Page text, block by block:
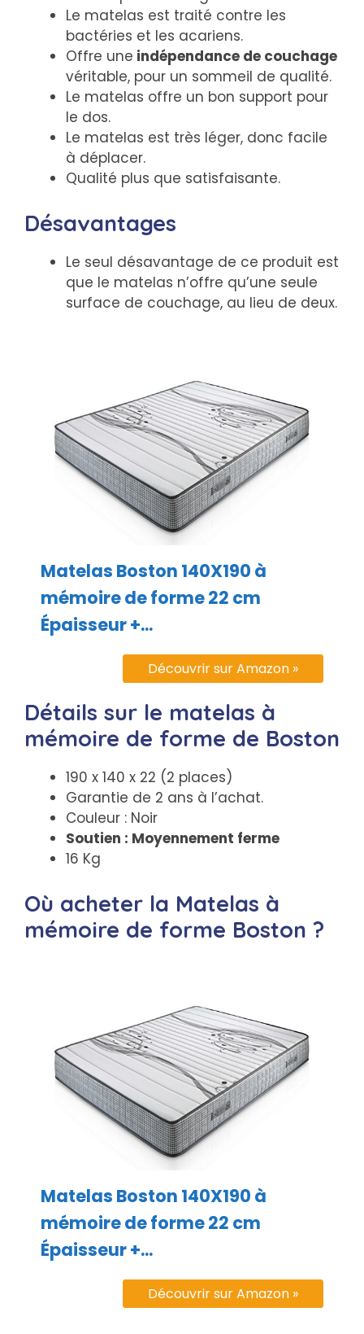
Le matelas est traité contre les
bactéries et les acariens.
Offre une indépendance de couchage
véritable, pour un sommeil de qualité.
Le matelas offre un bon support pour
le dos.
Le matelas est très léger, donc facile
à déplacer.
Qualité plus que satisfaisante.
Désavantages
Le seul désavantage de ce produit est
que le matelas n’offre qu’une seule
surface de couchage, au lieu de deux.
Matelas Boston 140X190 à
mémoire de forme 22 cm
Épaisseur +...
Découvrir sur Amazon »
Détails sur le matelas à
mémoire de forme de Boston
190 x 140 x 22 (2 places)
Garantie de 2 ans à l’achat.
Couleur : Noir
Soutien : Moyennement ferme
16 Kg
Où acheter la Matelas à
mémoire de forme Boston ?
Matelas Boston 140X190 à
mémoire de forme 22 cm
Épaisseur +...
Découvrir sur Amazon »